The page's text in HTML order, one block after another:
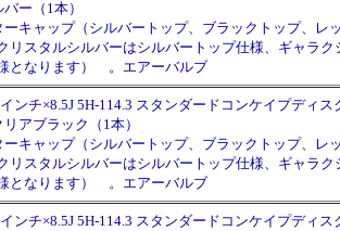
ー（1本）
キャップ（シルバートップ、ブラックトップ、レ
リスタルシルバーはシルバートップ仕様、ギャラ
となります） 。エアーバルブ
ンチ×8.5J 5H-114.3 スタンダードコンケイプディス
アブラック（1本）
キャップ（シルバートップ、ブラックトップ、レ
リスタルシルバーはシルバートップ仕様、ギャラ
となります） 。エアーバルブ
ンチ×8.5J 5H-114.3 スタンダードコンケイプディス